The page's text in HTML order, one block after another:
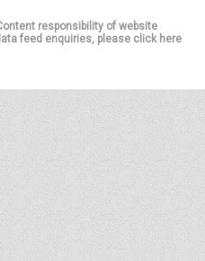
responsibility of website
feed enquiries, please click here